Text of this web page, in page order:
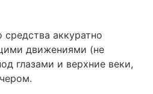
аккуратно
движениями (не
глазами и верхние веки,